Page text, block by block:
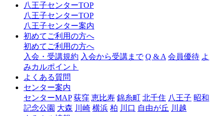
ャ
王
八王子センターTOP
八王子センターTOP
八王子センター案内
初めてご利用の方へ
初めてご利用の方へ
入会・受講規約 入会から受講まで Q & A 会員優待 よ
みカルポイント
よくある質問
センター案内
センターMAP 荻窪 恵比寿 錦糸町 北千住 八王子 昭和
記念公園 大森 川崎 横浜 柏 川口 自由が丘 川越